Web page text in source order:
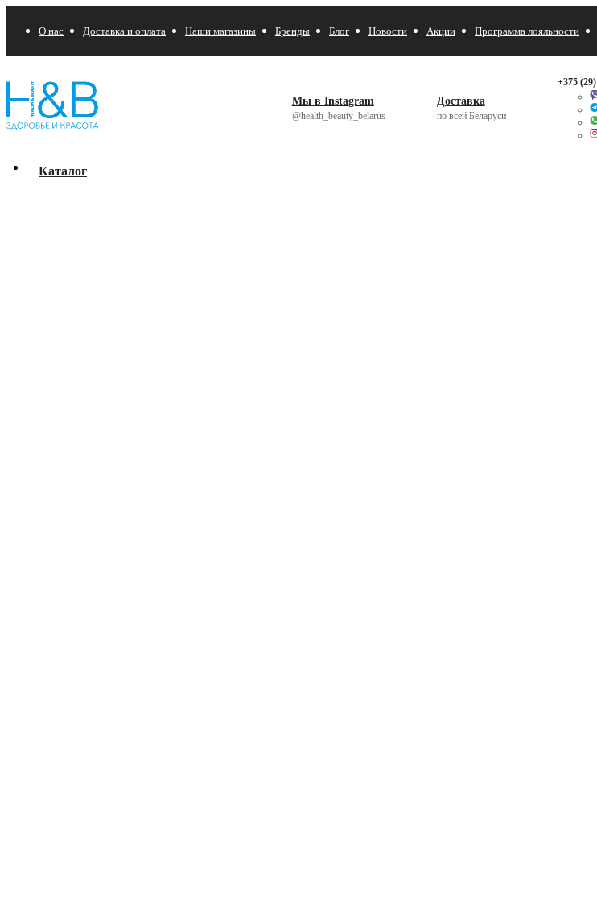
О нас Доставка и оплата Наши магазины Бренды Блог Новости Акции Программа лояльности
Мы в Instagram
@health_beauty_belarus
Доставка
по всей Беларуси
+375 (29)
Каталог